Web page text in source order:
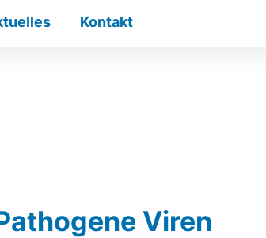
Kontakt
Viren